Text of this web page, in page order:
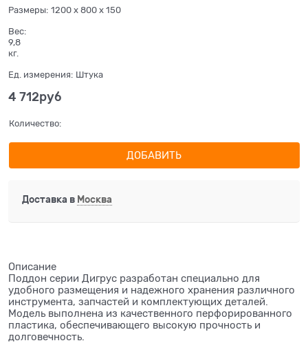
Размеры: 1200 x 800 x 150
Вес:
9,8
кг.
Ед. измерения: Штука
4 712руб
Количество:
ДОБАВИТЬ
Доставка в Москва
Описание
Поддон серии Дигрус разработан специально для
удобного размещения и надежного хранения различного
инструмента, запчастей и комплектующих деталей.
Модель выполнена из качественного перфорированного
пластика, обеспечивающего высокую прочность и
долговечность.